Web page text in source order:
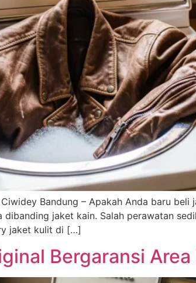
Bandung – Apakah Anda baru
jaket kain. Salah perawatan
jaket kulit di […]
Bergaransi Area